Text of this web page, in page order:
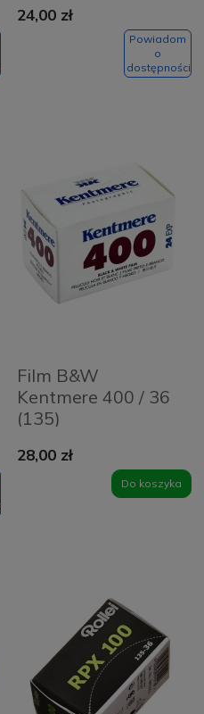
24,00 zł
Powiadom
o
dostępności
Film B&W
Kentmere 400 / 36
(135)
28,00 zł
Do koszyka